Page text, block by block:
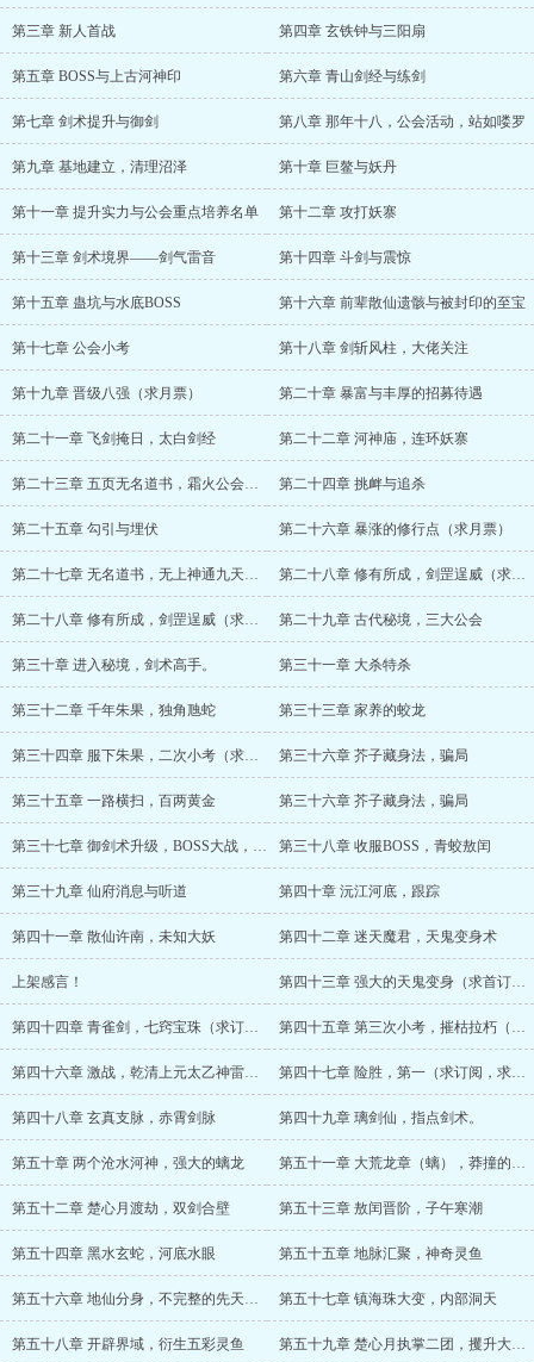
第三章 新人首战 第四章 玄铁钟与三阳扇
第五章 BOSS与上古河神印 第六章 青山剑经与练剑
第七章 剑术提升与御剑 第八章 那年十八，公会活动，站如喽罗
第九章 基地建立，清理沼泽 第十章 巨鳌与妖丹
第十一章 提升实力与公会重点培养名单 第十二章 攻打妖寨
第十三章 剑术境界——剑气雷音 第十四章 斗剑与震惊
第十五章 蛊坑与水底BOSS 第十六章 前辈散仙遗骸与被封印的至宝
第十七章 公会小考 第十八章 剑斩风柱，大佬关注
第十九章 晋级八强（求月票） 第二十章 暴富与丰厚的招募待遇
第二十一章 飞剑掩日，太白剑经 第二十二章 河神庙，连环妖寨
第二十三章 五页无名道书，霜火公会（感谢乌伤仲麟的盟主） 第二十四章 挑衅与追杀
第二十五章 勾引与埋伏 第二十六章 暴涨的修行点（求月票）
第二十七章 无名道书，无上神通九天锻骨诀 第二十八章 修有所成，剑罡逞威（求月票）
第二十八章 修有所成，剑罡逞威（求月票） 第二十九章 古代秘境，三大公会
第三十章 进入秘境，剑术高手。 第三十一章 大杀特杀
第三十二章 千年朱果，独角虺蛇 第三十三章 家养的蛟龙
第三十四章 服下朱果，二次小考（求追读） 第三十六章 芥子藏身法，骗局
第三十五章 一路横扫，百两黄金 第三十六章 芥子藏身法，骗局
第三十七章 御剑术升级，BOSS大战，渔翁在后 第三十八章 收服BOSS，青蛟敖闰
第三十九章 仙府消息与听道 第四十章 沅江河底，跟踪
第四十一章 散仙许南，未知大妖 第四十二章 迷天魔君，天鬼变身术
上架感言！ 第四十三章 强大的天鬼变身（求首订，求月票）
第四十四章 青雀剑，七窍宝珠（求订阅，求月票） 第四十五章 第三次小考，摧枯拉朽（求订阅，求月票）
第四十六章 激战，乾清上元太乙神雷网（求订阅，求月票） 第四十七章 险胜，第一（求订阅，求月票）
第四十八章 玄真支脉，赤霄剑脉 第四十九章 璃剑仙，指点剑术。
第五十章 两个沧水河神，强大的螭龙 第五十一章 大荒龙章（螭），莽撞的敖闰
第五十二章 楚心月渡劫，双剑合壁 第五十三章 敖闰晋阶，子午寒潮
第五十四章 黑水玄蛇，河底水眼 第五十五章 地脉汇聚，神奇灵鱼
第五十六章 地仙分身，不完整的先天水灵 第五十七章 镇海珠大变，内部洞天
第五十八章 开辟界域，衍生五彩灵鱼 第五十九章 楚心月执掌二团，攫升大队长